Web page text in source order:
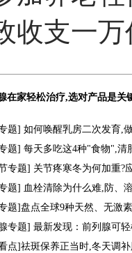
收支一
在家轻松治疗,选对产品是关
题] 如何唤醒乳房二次发育,
题] 每天多吃这4种"食物",清
专题] 关节疼寒冬为何加重?
题] 血栓清除为什么难,防、
题]盘点全球9种天然、无激
专题] 最新发现：前列腺可
点]祛斑保养正当时,冬天调